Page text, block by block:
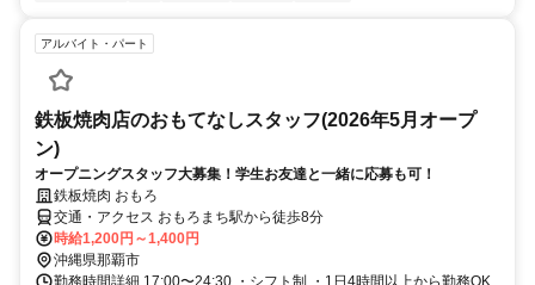
アルバイト・パート
鉄板焼肉店のおもてなしスタッフ(2026年5月オープ
ン)
オープニングスタッフ大募集！学生お友達と一緒に応募も可！
鉄板焼肉 おもろ
交通・アクセス おもろまち駅から徒歩8分
時給1,200円～1,400円
沖縄県那覇市
勤務時間詳細 17:00〜24:30 ・シフト制 ・1日4時間以上から勤務OK